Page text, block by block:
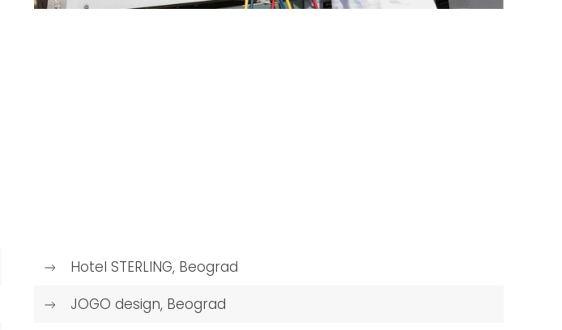
Hotel STERLING, Beograd
JOGO design, Beograd